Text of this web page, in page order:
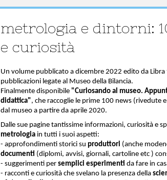
metrologia e dintorni:
e curiosità
Un volume pubblicato a dicembre 2022 edito da Libra
pubblicazioni legate al Museo della Bilancia.
Finalmente disponibile "Curiosando al museo.
didattica", che raccoglie le prime 100 news (rivedute
dal museo a partire da aprile 2020.
Dalle sue pagine tantissime informazioni, curiosità e
metrologia in tutti i suoi aspetti:
- approfondimenti storici su produttori (anche
documenti (diplomi, avvisi, giornali, cartoline etc )
- suggerimenti per semplici esperimenti da fare in
- racconti e curiosità che svelano la presenza della